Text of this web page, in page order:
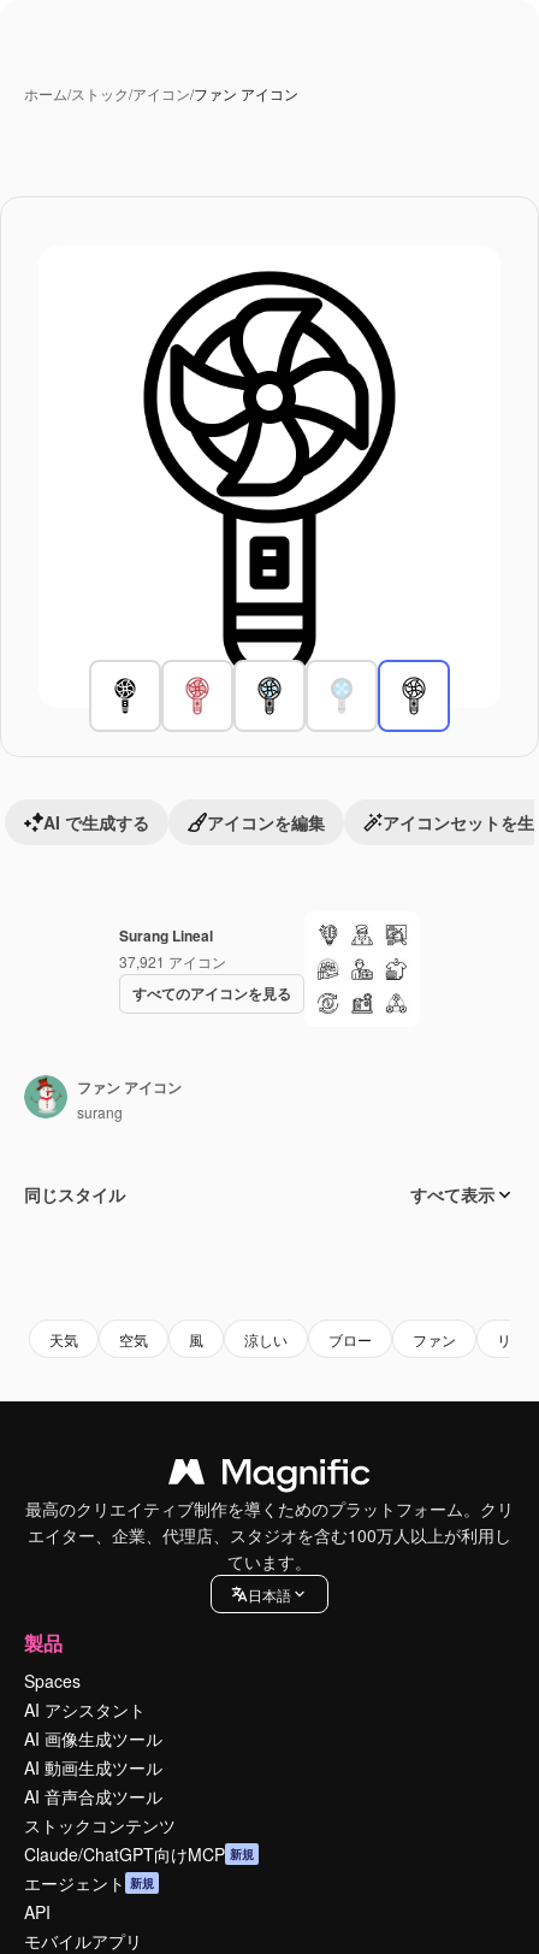
ホーム/ストック/アイコン/ファン アイコン
Surang Lineal
37,921 アイコン
すべてのアイコンを見る
AI で生成する アイコンを編集 アイコンセットを生
ファン アイコン
surang
同じスタイル すべて表示
天気 空気 風 涼しい ブロー ファン リフ
最高のクリエイティブ制作を導くためのプラットフォーム。クリ
エイター、企業、代理店、スタジオを含む100万人以上が利用し
ています。
日本語
製品
Spaces
AI アシスタント
AI 画像生成ツール
AI 動画生成ツール
AI 音声合成ツール
ストックコンテンツ
Claude/ChatGPT向けMCP 新規
エージェント 新規
API
モバイルアプリ